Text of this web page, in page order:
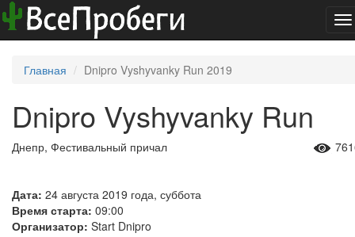
Главная Dnipro Vyshyvanky Run 2019
Dnipro Vyshyvanky Run
Днепр, Фестивальный причал
Дата: 24 августа 2019 года, суббота
Время старта: 09:00
Организатор: Start Dnipro